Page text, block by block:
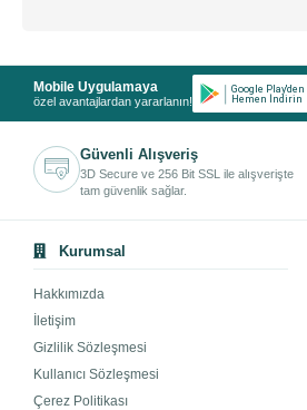
Mobile Uygulamaya
özel avantajlardan yararlanın!
Güvenli Alışveriş
3D Secure ve 256 Bit SSL ile alışverişte
tam güvenlik sağlar.
Kurumsal
Hakkımızda
İletişim
Gizlilik Sözleşmesi
Kullanıcı Sözleşmesi
Çerez Politikası